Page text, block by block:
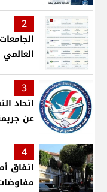
2
العالمي لعام 2027...
3
اتحاد
عن
4
اتفاق